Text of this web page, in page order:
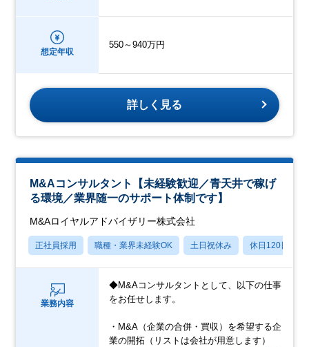
想定年収
550～940万円
詳しく見る
M&Aコンサルタント【未経験歓迎／青天井で稼げ
る環境／業界随一のサポート体制です】
M&Aロイヤルアドバイザリー株式会社
正社員採用 職種・業界未経験OK 土日祝休み 休日120日以上
業務内容
◆M&Aコンサルタントとして、以下の仕事
をお任せします。
・M&A（企業の合併・買収）を希望する企
業の開拓（リストは会社が用意します）